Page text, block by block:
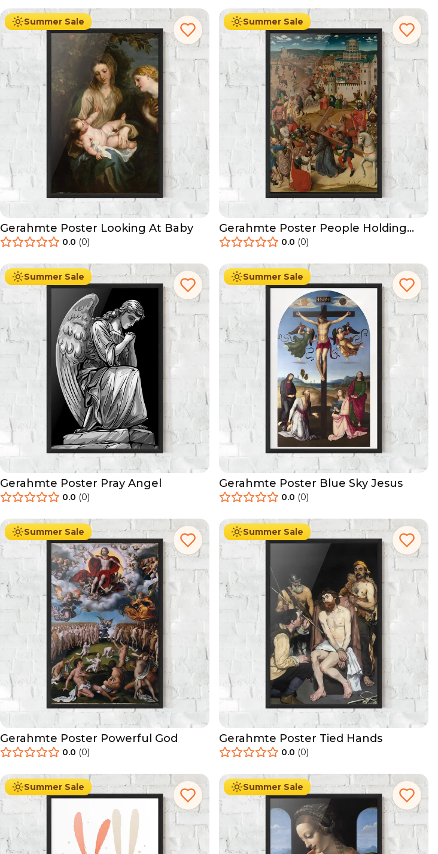
Summer Sale
Gerahmte Poster Looking At Baby
0.0 (0)
Summer Sale
Gerahmte Poster People Holding
Cross
0.0 (0)
Summer Sale
Ab 49.90 € 29.90
Gerahmte Poster Pray Angel
0.0 (0)
Summer Sale
Ab 49.90 € 29.90
Gerahmte Poster Blue Sky Jesus
0.0 (0)
Summer Sale
Ab 49.90 € 29.90
Gerahmte Poster Powerful God
0.0 (0)
Summer Sale
Ab 49.90 € 29.90
Gerahmte Poster Tied Hands
0.0 (0)
Summer Sale
Ab 49.90 € 29.90
Summer Sale
Ab 49.90 € 29.90